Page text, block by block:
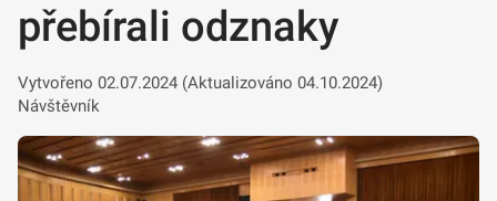
přebírali odznaky
Vytvořeno 02.07.2024 (Aktualizováno 04.10.2024)
Návštěvník